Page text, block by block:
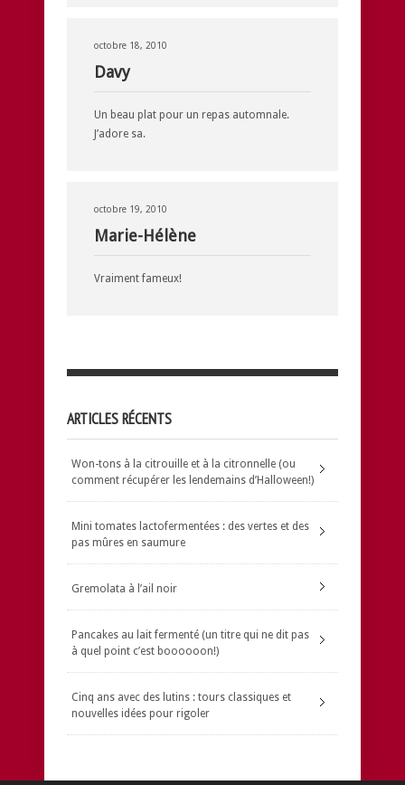
octobre 18, 2010
Davy
Un beau plat pour un repas automnale.
J’adore sa.
octobre 19, 2010
Marie-Hélène
Vraiment fameux!
ARTICLES RÉCENTS
Won-tons à la citrouille et à la citronnelle (ou
comment récupérer les lendemains d’Halloween!)
Mini tomates lactofermentées : des vertes et des
pas mûres en saumure
Gremolata à l’ail noir
Pancakes au lait fermenté (un titre qui ne dit pas
à quel point c’est boooooon!)
Cinq ans avec des lutins : tours classiques et
nouvelles idées pour rigoler